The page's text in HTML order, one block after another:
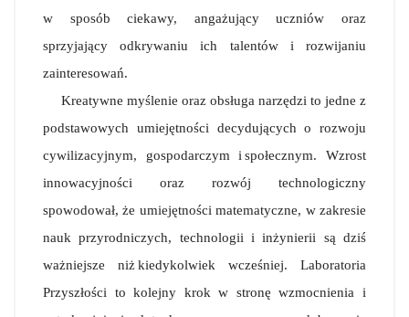
w sposób ciekawy, angażujący uczniów oraz
sprzyjający odkrywaniu ich talentów i rozwijaniu
zainteresowań.
Kreatywne myślenie oraz obsługa narzędzi to jedne z
podstawowych umiejętności decydujących o rozwoju
cywilizacyjnym, gospodarczym i społecznym. Wzrost
innowacyjności oraz rozwój technologiczny
spowodował, że umiejętności matematyczne, w zakresie
nauk przyrodniczych, technologii i inżynierii są dziś
ważniejsze niż kiedykolwiek wcześniej. Laboratoria
Przyszłości to kolejny krok w stronę wzmocnienia i